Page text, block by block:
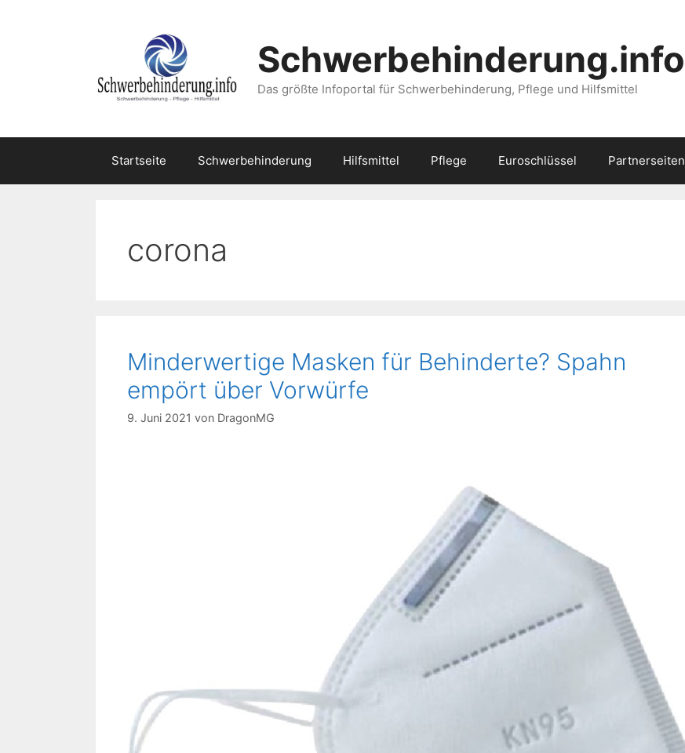
Schwerbehinderung.info
Das größte Infoportal für Schwerbehinderung, Pflege und Hilfsmittel
Startseite Schwerbehinderung Hilfsmittel Pflege Euroschlüssel Partnerseiten
corona
Minderwertige Masken für Behinderte? Spahn
empört über Vorwürfe
9. Juni 2021 von DragonMG